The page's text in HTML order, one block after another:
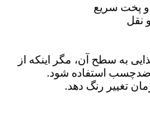
پخت سریع
نقل
به سطح آن، مگر اینکه از
ضدچسب استفاده شود.
تغییر رنگ دهد.